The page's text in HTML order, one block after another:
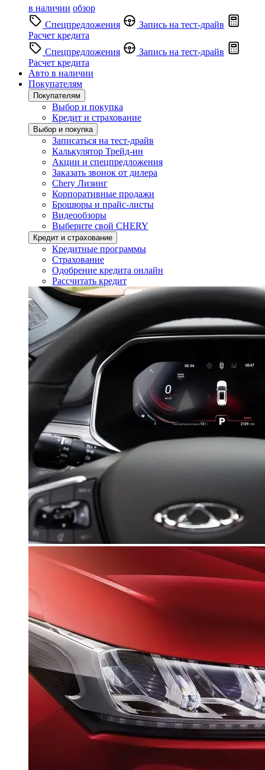
в наличии обзор
Спецпредложения
Запись на тест-драйв
Расчет кредита
Спецпредложения
Запись на тест-драйв
Расчет кредита
Авто в наличии
Покупателям
Покупателям
Выбор и покупка
Кредит и страхование
Выбор и покупка
Записаться на тест-драйв
Калькулятор Трейд-ин
Акции и спецпредложения
Заказать звонок от дилера
Chery Лизинг
Корпоративные продажи
Брошюры и прайс-листы
Видеообзоры
Выберите свой CHERY
Кредит и страхование
Кредитные программы
Страхование
Одобрение кредита онлайн
Рассчитать кредит